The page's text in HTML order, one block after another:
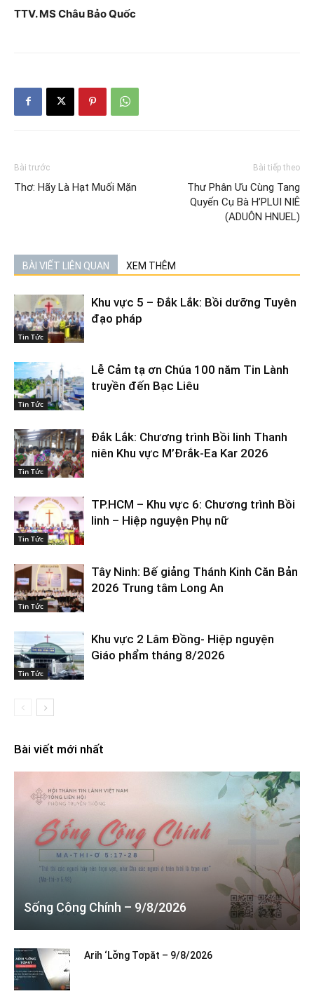
TTV. MS Châu Bảo Quốc
Bài trước
Thơ: Hãy Là Hạt Muối Mặn
Bài tiếp theo
Thư Phân Ưu Cùng Tang
Quyến Cụ Bà H’PLUI NIÊ
(ADUÔN HNUEL)
BÀI VIẾT LIÊN QUAN XEM THÊM
Tin Tức
Khu vực 5 – Đắk Lắk: Bồi dưỡng Tuyên
đạo pháp
Tin Tức
Lễ Cảm tạ ơn Chúa 100 năm Tin Lành
truyền đến Bạc Liêu
Tin Tức
Đắk Lắk: Chương trình Bồi linh Thanh
niên Khu vực M’Đrắk-Ea Kar 2026
Tin Tức
TP.HCM – Khu vực 6: Chương trình Bồi
linh – Hiệp nguyện Phụ nữ
Tin Tức
Tây Ninh: Bế giảng Thánh Kinh Căn Bản
2026 Trung tâm Long An
Tin Tức
Khu vực 2 Lâm Đồng- Hiệp nguyện
Giáo phẩm tháng 8/2026
Bài viết mới nhất
Sống Công Chính – 9/8/2026
Arih ‘Lơ̆ng Tơpăt – 9/8/2026